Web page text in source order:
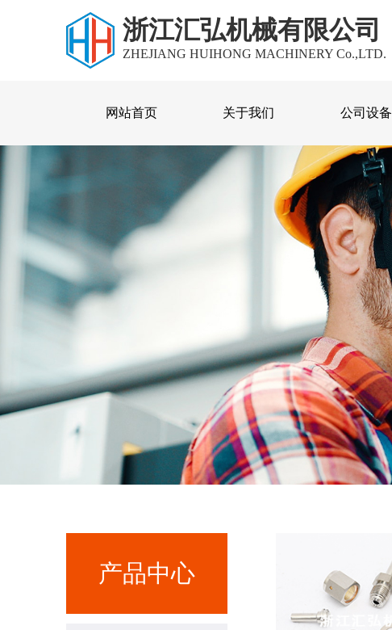
浙江汇弘机械有限公司
ZHEJIANG HUIHONG MACHINERY Co.,LTD.
网站首页 关于我们 公司设备
产品中心